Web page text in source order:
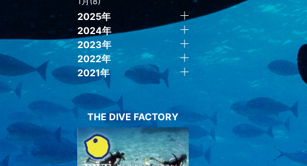
2025年
2024年
2023年
2022年
2021年
THE DIVE FACTORY